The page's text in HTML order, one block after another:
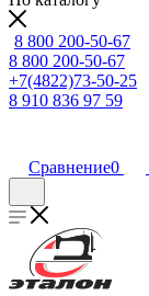
8 800 200-50-67
8 800 200-50-67
+7(4822)73-50-25
8 910 836 97 59
Сравнение0